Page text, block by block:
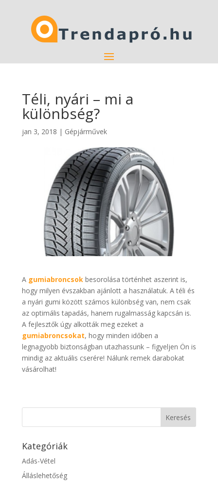
Téli, nyári – mi a
különbség?
jan 3, 2018 | Gépjárművek
A gumiabroncsokbesorolása történhet aszerint is,
hogy milyen évszakban ajánlott a használatuk. A téli és
a nyári gumi között számos különbség van, nem csak
az optimális tapadás, hanem rugalmasság kapcsán is.
A fejlesztők úgy alkották meg ezeket a
gumiabroncsokat, hogy minden időben a
legnagyobb biztonságban utazhassunk – figyeljen Ön is
mindig az aktuális cserére! Nálunk remek darabokat
vásárolhat!
Kategóriák
Adás-Vétel
Álláslehetőség